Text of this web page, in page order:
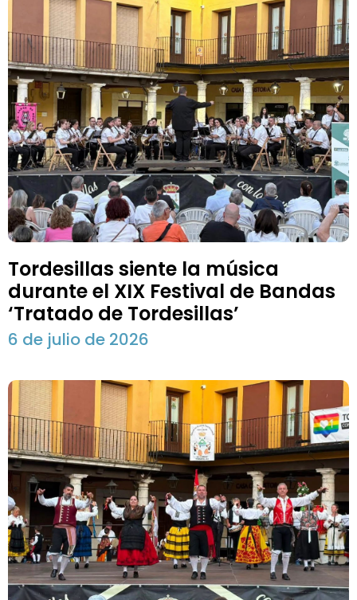
Tordesillas siente la música
durante el XIX Festival de Bandas
‘Tratado de Tordesillas’
6 de julio de 2026